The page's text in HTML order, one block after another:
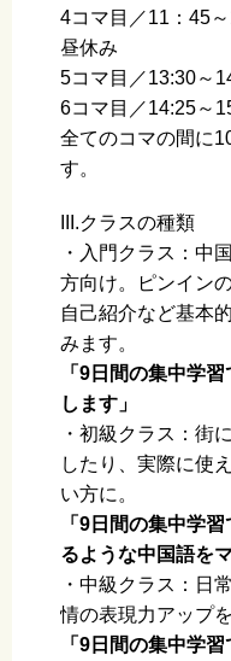
4コマ目／11：45
昼休み
5コマ目／13:30～
6コマ目／14:25～
全てのコマの間に
す。
III.クラスの種類
・入門クラス：中
方向け。ピンイン
自己紹介など基本
みます。
「9日間の集中学
します」
・初級クラス：街
したり、実際に使
い方に。
「9日間の集中学
るような中国語を
・中級クラス：日
情の表現力アップ
「9日間の集中学